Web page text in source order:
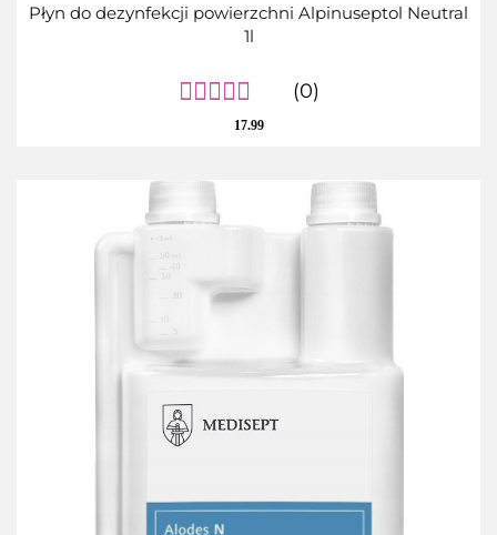
Płyn do dezynfekcji powierzchni Alpinuseptol Neutral
1l
(0)
17.99